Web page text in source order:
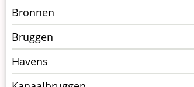
Menu
kunstwerken
op
kunstwerkpagina
Bronnen
Bruggen
Havens